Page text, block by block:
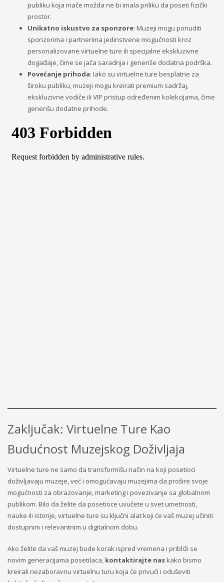
publiku koja inače možda ne bi imala priliku da poseti fizički
prostor.
Unikatno iskustvo za sponzore: Muzeji mogu ponuditi
sponzorima i partnerima jedinstvene mogućnosti kroz
personalizovane virtuelne ture ili specijalne ekskluzivne
događaje, čime se jača saradnja i generiše dodatna podrška.
Povećanje prihoda: Iako su virtuelne ture besplatne za
široku publiku, muzeji mogu kreirati premium sadržaj,
ekskluzivne vodiče ili VIP pristup određenim kolekcijama, čime
generišu dodatne prihode.
Zaključak: Virtuelne Ture Kao
Budućnost Muzejskog Doživljaja
Virtuelne ture ne samo da transformišu način na koji posetioci
doživljavaju muzeje, već i omogućavaju muzejima da prošire svoje
mogućnosti za obrazovanje, marketing i povezivanje sa globalnom
publikom. Bilo da želite da posetioce uvučete u svet umetnosti,
nauke ili istorije, virtuelne ture su ključni alat koji će vaš muzej učiniti
dostupnim i relevantnim u digitalnom dobu.
Ako želite da vaš muzej bude korak ispred vremena i približi se
novim generacijama posetilaca, kontaktirajte naskako bismo
kreirali nezaboravnu virtuelnu turu koja će privući i oduševiti